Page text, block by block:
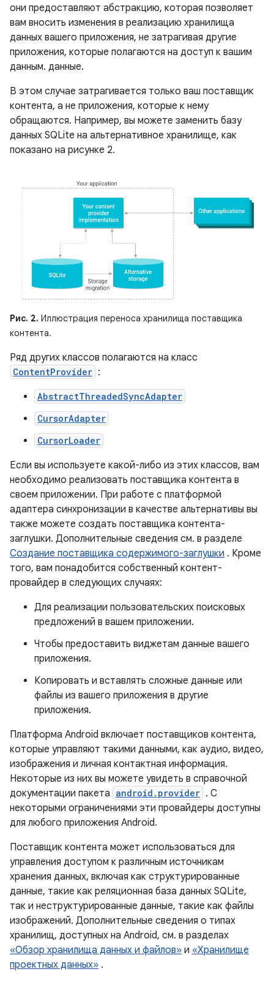
они предоставляют абстракцию, которая позволяет
вам вносить изменения в реализацию хранилища
данных вашего приложения, не затрагивая другие
приложения, которые полагаются на доступ к вашим
данным. данные.
В этом случае затрагивается только ваш поставщик
контента, а не приложения, которые к нему
обращаются. Например, вы можете заменить базу
данных SQLite на альтернативное хранилище, как
показано на рисунке 2.
Рис. 2. Иллюстрация переноса хранилища поставщика
контента.
Ряд других классов полагаются на класс
ContentProvider :
AbstractThreadedSyncAdapter
CursorAdapter
CursorLoader
Если вы используете какой-либо из этих классов, вам
необходимо реализовать поставщика контента в
своем приложении. При работе с платформой
адаптера синхронизации в качестве альтернативы вы
также можете создать поставщика контента-
заглушки. Дополнительные сведения см. в разделе
Создание поставщика содержимого-заглушки . Кроме
того, вам понадобится собственный контент-
провайдер в следующих случаях:
Для реализации пользовательских поисковых
предложений в вашем приложении.
Чтобы предоставить виджетам данные вашего
приложения.
Копировать и вставлять сложные данные или
файлы из вашего приложения в другие
приложения.
Платформа Android включает поставщиков контента,
которые управляют такими данными, как аудио, видео,
изображения и личная контактная информация.
Некоторые из них вы можете увидеть в справочной
документации пакета android.provider . С
некоторыми ограничениями эти провайдеры доступны
для любого приложения Android.
Поставщик контента может использоваться для
управления доступом к различным источникам
хранения данных, включая как структурированные
данные, такие как реляционная база данных SQLite,
так и неструктурированные данные, такие как файлы
изображений. Дополнительные сведения о типах
хранилищ, доступных на Android, см. в разделах
«Обзор хранилища данных и файлов» и «Хранилище
проектных данных» .